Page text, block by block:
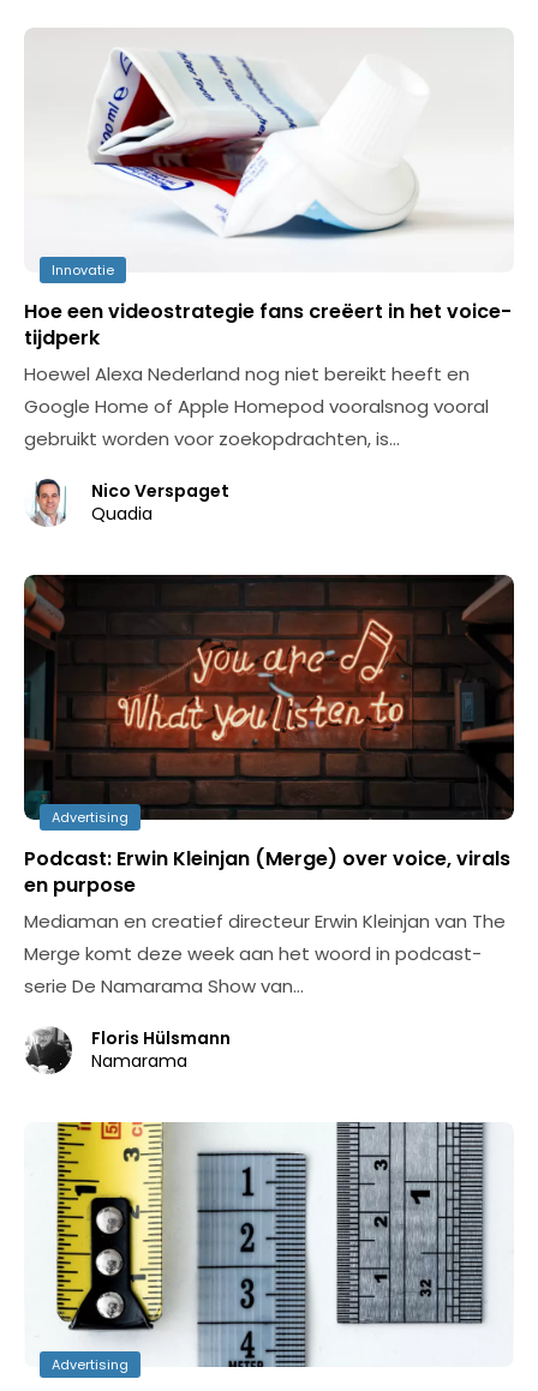
Innovatie
Hoe een videostrategie fans creëert in het voice-
tijdperk
Hoewel Alexa Nederland nog niet bereikt heeft en
Google Home of Apple Homepod vooralsnog vooral
gebruikt worden voor zoekopdrachten, is…
Nico Verspaget
Quadia
Advertising
Podcast: Erwin Kleinjan (Merge) over voice, virals
en purpose
Mediaman en creatief directeur Erwin Kleinjan van The
Merge komt deze week aan het woord in podcast-
serie De Namarama Show van…
Floris Hülsmann
Namarama
Advertising